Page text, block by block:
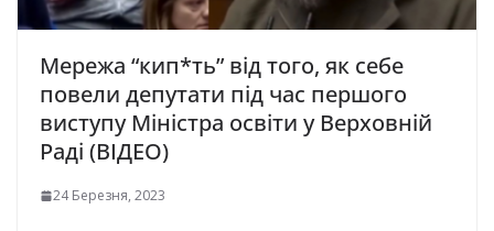
Мережа “кип*ть” від того, як себе
повели депутати під час першого
виступу Мiнicтpa ocвiти у Вepxoвнiй
Рaдi (ВІДЕО)
24 Березня, 2023